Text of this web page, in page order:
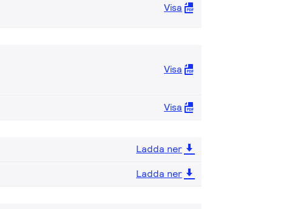
Visa
Visa
Visa
Ladda ner
Ladda ner